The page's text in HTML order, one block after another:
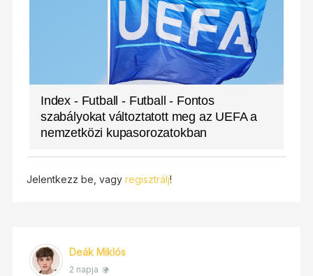
Index - Futball - Futball - Fontos
szabályokat változtatott meg az UEFA a
nemzetközi kupasorozatokban
Jelentkezz be, vagy regisztrálj!
Deák Miklós
2 napja